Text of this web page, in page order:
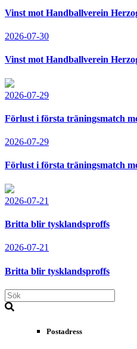
Vinst mot Handballverein
2026-07-30
Vinst mot Handballverein
2026-07-29
Förlust i första träningsmatch
2026-07-29
Förlust i första träningsmatch
2026-07-21
Britta blir tysklandsproffs
2026-07-21
Britta blir tysklandsproffs
Postadress